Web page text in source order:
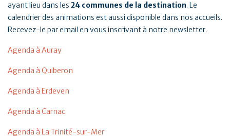
ayant lieu dans les 24 communes de la destination. Le
calendrier des animations est aussi disponible dans nos accueils.
Recevez-le par email en vous inscrivant à notre newsletter.
Agenda à Auray
Agenda à Quiberon
Agenda à Erdeven
Agenda à Carnac
Agenda à La Trinité-sur-Mer